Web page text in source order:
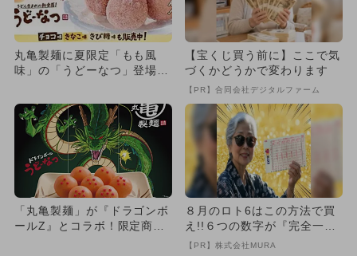
丸亀製麺に夏限定「もも風
味」の「うどーなつ」登場！
【宝くじ買う前に】ここで気
づくかどうかで変わります
【PR】合同会社デジタルファーム
「丸亀製麺」が『ドラゴンボ
ールZ』とコラボ！限定商品
８月のロト6はこの方法で買
え!!６つの数字が『完全一
致』する方法
【PR】株式会社MURA